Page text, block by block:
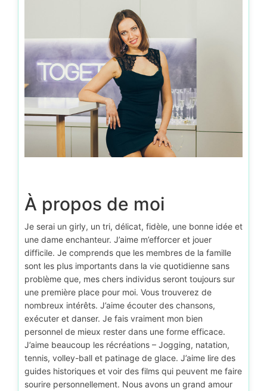
À propos de moi
Je serai un girly, un tri, délicat, fidèle, une bonne idée et
une dame enchanteur. J’aime m’efforcer et jouer
difficile. Je comprends que les membres de la famille
sont les plus importants dans la vie quotidienne sans
problème que, mes chers individus seront toujours sur
une première place pour moi. Vous trouverez de
nombreux intérêts. J’aime écouter des chansons,
exécuter et danser. Je fais vraiment mon bien
personnel de mieux rester dans une forme efficace.
J’aime beaucoup les récréations – Jogging, natation,
tennis, volley-ball et patinage de glace. J’aime lire des
guides historiques et voir des films qui peuvent me faire
sourire personnellement. Nous avons un grand amour